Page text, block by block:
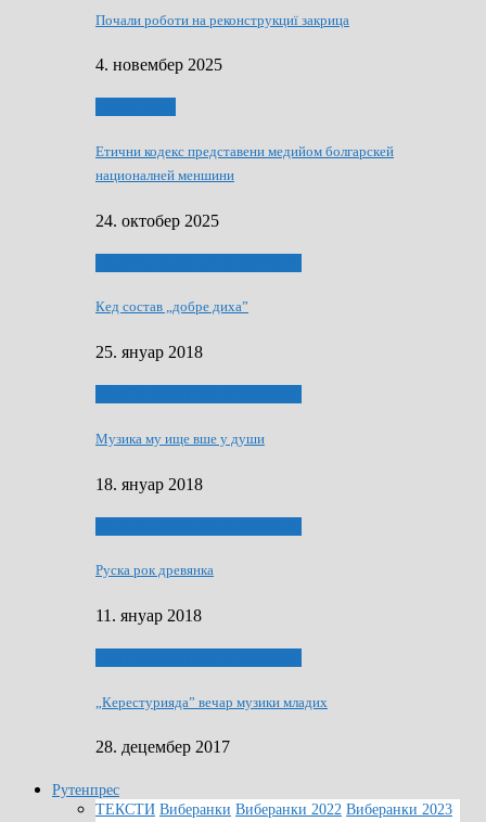
Почали роботи на реконструкциї закрица
4. новембер 2025
Етични кодекс представени медийом болгарскей
националней меншини
24. октобер 2025
Кед состав „добре диха”
25. януар 2018
Музика му ище вше у души
18. януар 2018
Руска рок древянка
11. януар 2018
„Керестурияда” вечар музики младих
28. децембер 2017
Рутенпрес
ТЕКСТИ Виберанки Виберанки 2022 Виберанки 2023